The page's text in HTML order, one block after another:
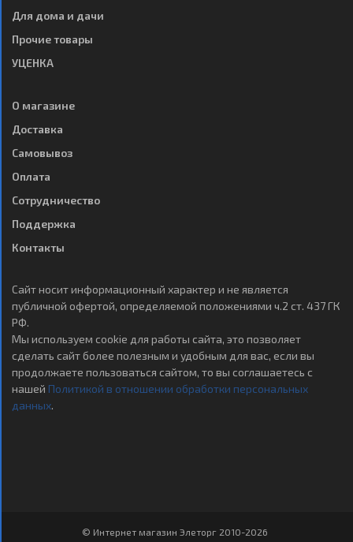
Для дома и дачи
Прочие товары
УЦЕНКА
О магазине
Доставка
Самовывоз
Оплата
Сотрудничество
Поддержка
Контакты
Сайт носит информационный характер и не является
публичной офертой, определяемой положениями ч.2 ст. 437 ГК
РФ.
Мы используем cookie для работы сайта, это позволяет
сделать сайт более полезным и удобным для вас, если вы
продолжаете пользоваться сайтом, то вы соглашаетесь с
нашей Политикой в отношении обработки персональных
данных.
© Интернет магазин Элеторг 2010-2026